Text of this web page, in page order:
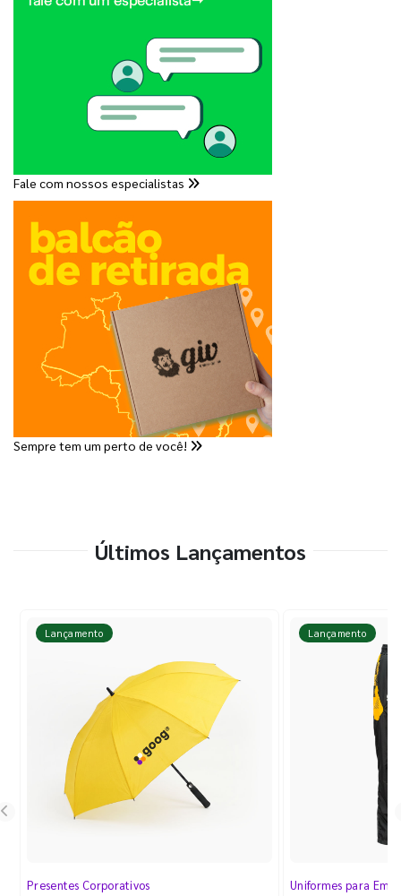
Fale com nossos especialistas
Sempre tem um perto de você!
Últimos Lançamentos
Lançamento
Presentes Corporativos
Lançamento
Uniformes para